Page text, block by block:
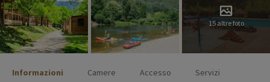
15 altre foto
Informazioni Camere Accesso Servizi